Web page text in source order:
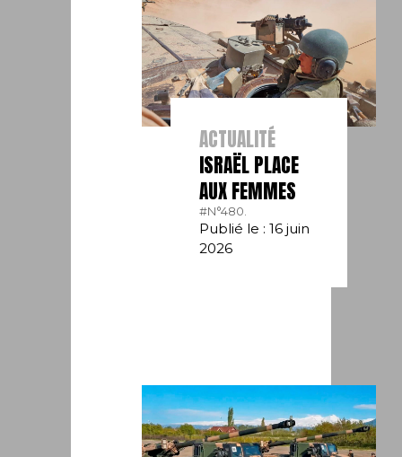
ACTUALITÉ
ISRAËL PLACE
AUX FEMMES
#N°480.
Publié le : 16 juin
2026